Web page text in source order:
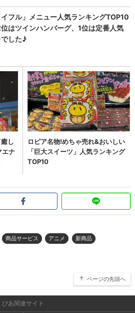
商品サービス アニメ 新商品
ページの先頭へ
ぴあ関連サイト